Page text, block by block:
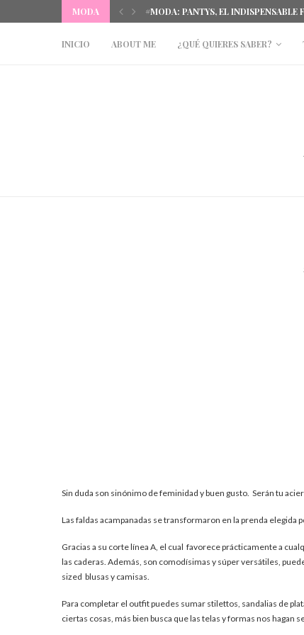
MODA #MODA: PANTYS, EL INDISPENSABLE
INICIO ABOUT ME ¿QUÉ QUIERES SABER?
Sin duda son sinónimo de feminidad y buen gusto. Serán tu
Las faldas acampanadas se transformaron en la prenda elegida
Gracias a su corte línea A, el cual favorece prácticamente a
las caderas. Además, son comodísimas y súper versátiles,
sized blusas y camisas.
Para completar el outfit puedes sumar stilettos, sandalias de
ciertas cosas, más bien busca que las telas y formas nos hagan